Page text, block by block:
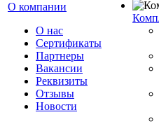
О компании
О нас
Сертификаты
Партнеры
Вакансии
Реквизиты
Отзывы
Новости